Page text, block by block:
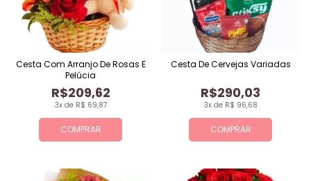
COMPRAR
3x de R$ 69,87
R$209,62
Cesta Com Arranjo De Rosas E
Pelúcia
COMPRAR
3x de R$ 96,68
R$290,03
Cesta De Cervejas Variadas